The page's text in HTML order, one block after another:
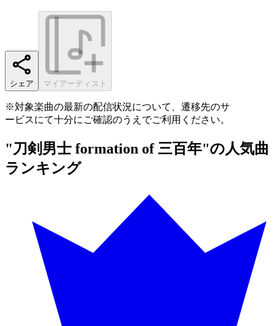
シェア マイアーティスト
※対象楽曲の最新の配信状況について、遷移先のサ
ービスにて十分にご確認のうえでご利用ください。
"刀剣男士 formation of 三百年"の人気曲
ランキング